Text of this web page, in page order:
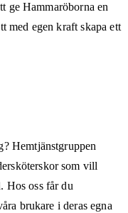
ge Hammaröborna en
med egen kraft skapa ett
Hemtjänstgruppen
som vill
Hos oss får du
brukare i deras egna